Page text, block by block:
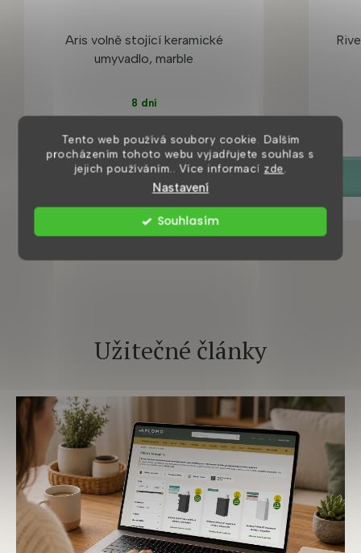
Tento web používá soubory cookie. Dalším
procházením tohoto webu vyjadřujete souhlas s
jejich používáním.. Více informací zde
Nastavení
Souhlasím
Aris volně stojící keramické
umyvadlo, marble
8 dní
Užitečné články